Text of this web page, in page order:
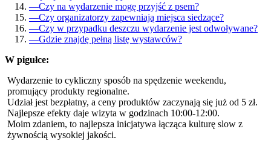
—Czy na wydarzenie mogę przyjść z psem?
—Czy organizatorzy zapewniają miejsca siedzące?
—Czy w przypadku deszczu wydarzenie jest odwoływane?
—Gdzie znajdę pełną listę wystawców?
W pigułce:
Wydarzenie to cykliczny sposób na spędzenie weekendu,
promujący produkty regionalne.
Udział jest bezpłatny, a ceny produktów zaczynają się już od 5 zł.
Najlepsze efekty daje wizyta w godzinach 10:00-12:00.
Moim zdaniem, to najlepsza inicjatywa łącząca kulturę slow z
żywnością wysokiej jakości.